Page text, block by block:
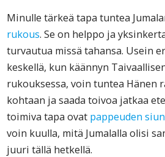
Minulle tärkeä tapa tuntea
rukous. Se on helppo ja
turvautua missä tahansa. Usein
keskellä, kun käännyn
rukouksessa, voin tuntea Hänen
kohtaan ja saada toivoa jatkaa
toimiva tapa ovat pappeuden
voin kuulla, mitä Jumalalla olisi
juuri tällä hetkellä.